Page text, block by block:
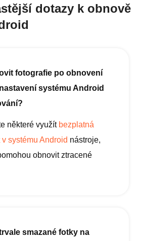
dotazy k obnově
fotografie po obnovení
systému Android
některé využít bezplatná
systému Android nástroje,
obnovit ztracené
smazané fotky na